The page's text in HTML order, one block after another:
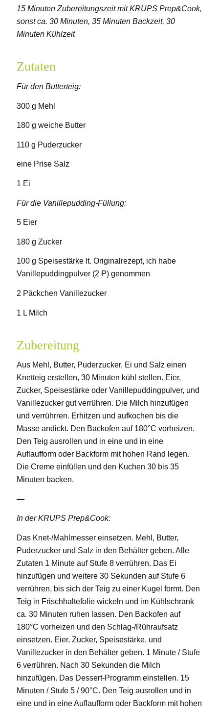
15 Minuten Zubereitungszeit mit KRUPS Prep&Cook,
sonst ca. 30 Minuten, 35 Minuten Backzeit, 30
Minuten Kühlzeit
Zutaten
Für den Butterteig:
300 g Mehl
180 g weiche Butter
110 g Puderzucker
eine Prise Salz
1 Ei
Für die Vanillepudding-Füllung:
5 Eier
180 g Zucker
100 g Speisestärke lt. Originalrezept, ich habe
Vanillepuddingpulver (2 P) genommen
2 Päckchen Vanillezucker
1 L Milch
Zubereitung
Aus Mehl, Butter, Puderzucker, Ei und Salz einen
Knetteig erstellen, 30 Minuten kühl stellen. Eier,
Zucker, Speisestärke oder Vanillepuddingpulver, und
Vanillezucker gut verrühren. Die Milch hinzufügen
und verrührren. Erhitzen und aufkochen bis die
Masse andickt. Den Backofen auf 180°C vorheizen.
Den Teig ausrollen und in eine und in eine
Auflaufform oder Backform mit hohen Rand legen.
Die Creme einfüllen und den Kuchen 30 bis 35
Minuten backen.
—
In der KRUPS Prep&Cook:
Das Knet-/Mahlmesser einsetzen. Mehl, Butter,
Puderzucker und Salz in den Behälter geben. Alle
Zutaten 1 Minute auf Stufe 8 verrühren. Das Ei
hinzufügen und weitere 30 Sekunden auf Stufe 6
verrühren, bis sich der Teig zu einer Kugel formt. Den
Teig in Frischhaltefolie wickeln und im Kühlschrank
ca. 30 Minuten ruhen lassen. Den Backofen auf
180°C vorheizen und den Schlag-/Rühraufsatz
einsetzen. Eier, Zucker, Speisestärke, und
Vanillezucker in den Behälter geben. 1 Minute / Stufe
6 verrühren. Nach 30 Sekunden die Milch
hinzufügen. Das Dessert-Programm einstellen. 15
Minuten / Stufe 5 / 90°C. Den Teig ausrollen und in
eine und in eine Auflaufform oder Backform mit hohen